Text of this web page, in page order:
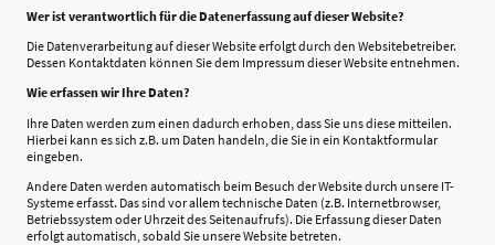
Wer ist verantwortlich für die Datenerfassung auf dieser Website?
Die Datenverarbeitung auf dieser Website erfolgt durch den Websitebetreiber.
Dessen Kontaktdaten können Sie dem Impressum dieser Website entnehmen.
Wie erfassen wir Ihre Daten?
Ihre Daten werden zum einen dadurch erhoben, dass Sie uns diese mitteilen.
Hierbei kann es sich z.B. um Daten handeln, die Sie in ein Kontaktformular
eingeben.
Andere Daten werden automatisch beim Besuch der Website durch unsere IT-
Systeme erfasst. Das sind vor allem technische Daten (z.B. Internetbrowser,
Betriebssystem oder Uhrzeit des Seitenaufrufs). Die Erfassung dieser Daten
erfolgt automatisch, sobald Sie unsere Website betreten.